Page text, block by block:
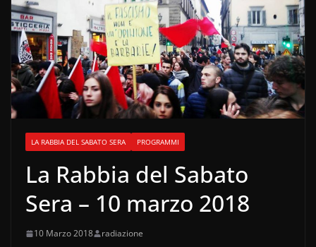
LA RABBIA DEL SABATO SERA PROGRAMMI
La Rabbia del Sabato
Sera – 10 marzo 2018
10 Marzo 2018 radiazione